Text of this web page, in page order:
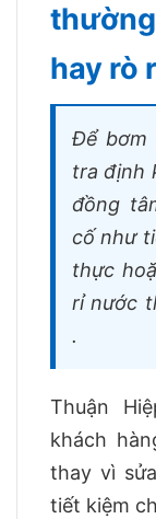
hay rò
Để bơm
tra định
đồng
cố như
thực
rỉ nước
.
Thuận
khách
thay vì
tiết kiệm